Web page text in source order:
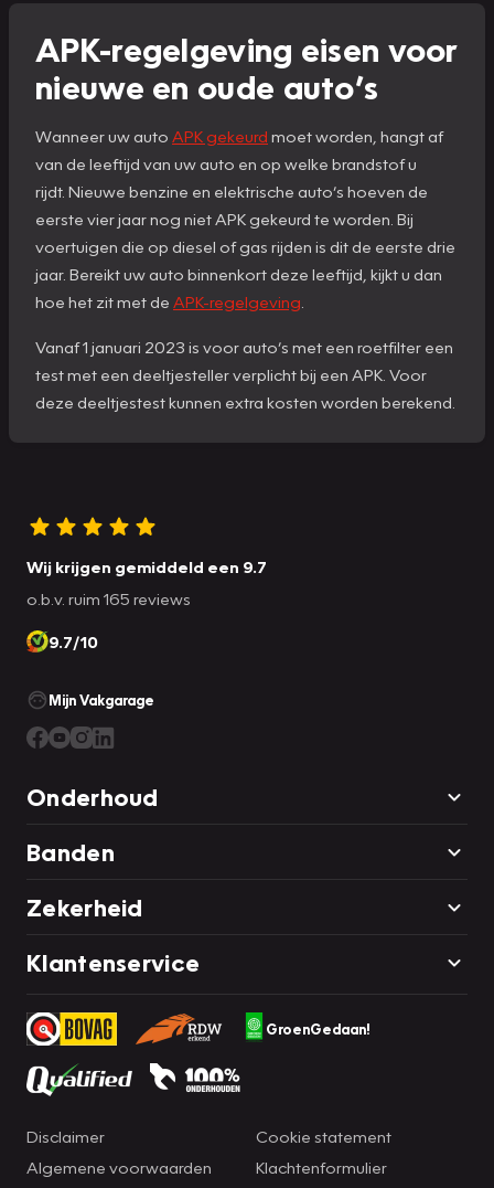
APK-regelgeving eisen voor
nieuwe en oude auto’s
Wanneer uw auto APK gekeurd moet worden, hangt af
van de leeftijd van uw auto en op welke brandstof u
rijdt. Nieuwe benzine en elektrische auto’s hoeven de
eerste vier jaar nog niet APK gekeurd te worden. Bij
voertuigen die op diesel of gas rijden is dit de eerste drie
jaar. Bereikt uw auto binnenkort deze leeftijd, kijkt u dan
hoe het zit met de APK-regelgeving
Vanaf 1 januari 2023 is voor auto’s met een roetfilter een
test met een deeltjesteller verplicht bij een APK. Voor
deze deeltjestest kunnen extra kosten worden berekend.
Wij krijgen gemiddeld een 9.7
o.b.v. ruim 165 reviews
9.7/10
Mijn Vakgarage
Onderhoud
Banden
Zekerheid
Klantenservice
GroenGedaan!
Disclaimer
Algemene voorwaarden
Cookie statement
Klachtenformulier